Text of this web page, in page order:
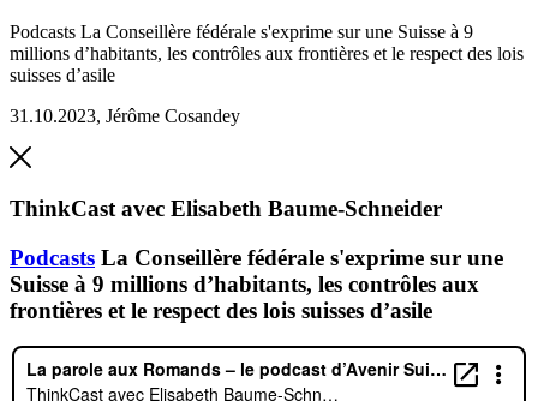
Podcasts La Conseillère fédérale s'exprime sur une Suisse à 9
millions d’habitants, les contrôles aux frontières et le respect des lois
suisses d’asile
31.10.2023, Jérôme Cosandey
ThinkCast avec Elisabeth Baume-Schneider
Podcasts La Conseillère fédérale s'exprime sur une
Suisse à 9 millions d’habitants, les contrôles aux
frontières et le respect des lois suisses d’asile